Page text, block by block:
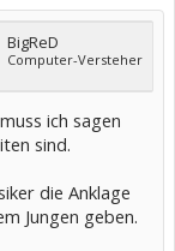
BigReD
Computer-Versteher
ich sagen
sind.
die Anklage
Jungen geben.